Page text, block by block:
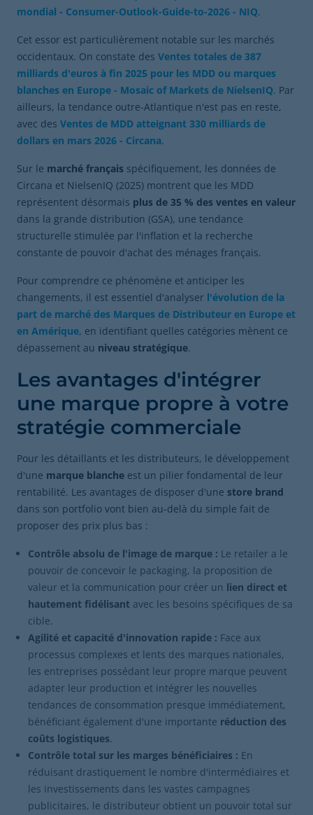
mondial - Consumer-Outlook-Guide-to-2026 - NIQ.
Cet essor est particulièrement notable sur les marchés
occidentaux. On constate des Ventes totales de 387
milliards d'euros à fin 2025 pour les MDD ou marques
blanches en Europe - Mosaic of Markets de NielsenIQ. Par
ailleurs, la tendance outre-Atlantique n'est pas en reste,
avec des Ventes de MDD atteignant 330 milliards de
dollars en mars 2026 - Circana.
Sur le marché français spécifiquement, les données de
Circana et NielsenIQ (2025) montrent que les MDD
représentent désormais plus de 35 % des ventes en valeur
dans la grande distribution (GSA), une tendance
structurelle stimulée par l'inflation et la recherche
constante de pouvoir d'achat des ménages français.
Pour comprendre ce phénomène et anticiper les
changements, il est essentiel d'analyser l'évolution de la
part de marché des Marques de Distributeur en Europe et
en Amérique, en identifiant quelles catégories mènent ce
dépassement au niveau stratégique.
Les avantages d'intégrer
une marque propre à votre
stratégie commerciale
Pour les détaillants et les distributeurs, le développement
d'une marque blanche est un pilier fondamental de leur
rentabilité. Les avantages de disposer d'une store brand
dans son portfolio vont bien au-delà du simple fait de
proposer des prix plus bas :
Contrôle absolu de l'image de marque : Le retailer a le
pouvoir de concevoir le packaging, la proposition de
valeur et la communication pour créer un lien direct et
hautement fidélisant avec les besoins spécifiques de sa
cible.
Agilité et capacité d'innovation rapide : Face aux
processus complexes et lents des marques nationales,
les entreprises possédant leur propre marque peuvent
adapter leur production et intégrer les nouvelles
tendances de consommation presque immédiatement,
bénéficiant également d'une importante réduction des
coûts logistiques.
Contrôle total sur les marges bénéficiaires : En
réduisant drastiquement le nombre d'intermédiaires et
les investissements dans les vastes campagnes
publicitaires, le distributeur obtient un pouvoir total sur